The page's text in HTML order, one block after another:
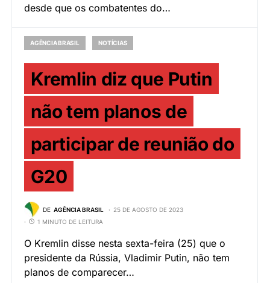
desde que os combatentes do…
AGÊNCIA BRASIL NOTÍCIAS
Kremlin diz que Putin
não tem planos de
participar de reunião do
G20
DE AGÊNCIA BRASIL
25 DE AGOSTO DE 2023
1 MINUTO DE LEITURA
O Kremlin disse nesta sexta-feira (25) que o
presidente da Rússia, Vladimir Putin, não tem
planos de comparecer…